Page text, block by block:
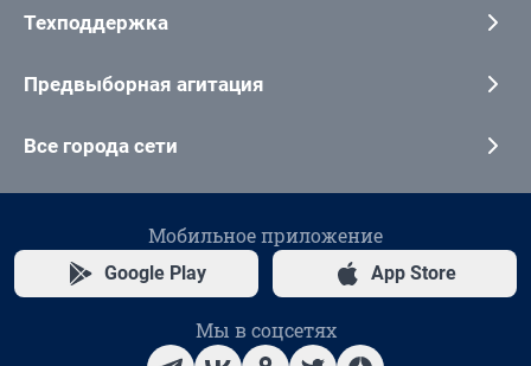
Техподдержка
Предвыборная агитация
Все города сети
Мобильное приложение
Google Play App Store
Мы в соцсетях